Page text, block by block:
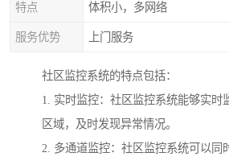
特点 体积小，多网络
服务优势 上门服务
社区监控系统的特点包括：
1. 实时监控：社区监控系统能够实时
区域，及时发现异常情况。
2. 多通道监控：社区监控系统可以同